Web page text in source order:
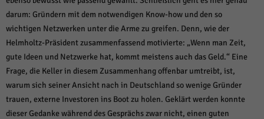
darum: Gründern mit dem notwendigen Know-how und den so
wichtigen Netzwerken unter die Arme zu greifen. Denn, wie der
Helmholtz-Präsident zusammenfassend motivierte: „Wenn man Zeit,
gute Ideen und Netzwerke hat, kommt meistens auch das Geld.“ Eine
Frage, die Keller in diesem Zusammenhang offenbar umtreibt, ist,
warum sich seiner Ansicht nach in Deutschland so wenige Gründer
trauen, externe Investoren ins Boot zu holen. Geklärt werden konnte
dieser Gedanke während des Gesprächs zwar nicht, einen guten